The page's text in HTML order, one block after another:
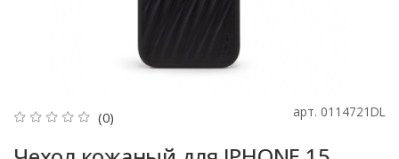
(0) арт. 0114721DL